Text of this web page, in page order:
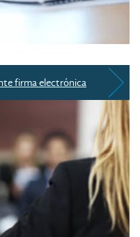
firma electrónica